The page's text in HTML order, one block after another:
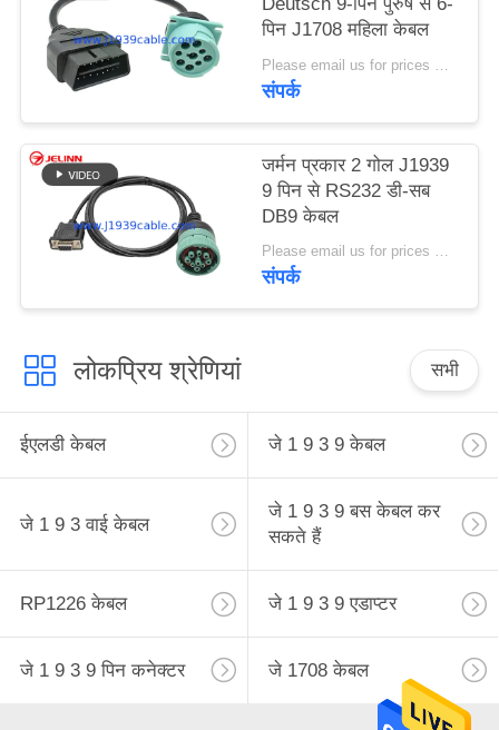
Deutsch 9-पिन पुरुष से 6-
पिन J1708 महिला केबल
Please email us for prices MOQ:100 पीसी
संपर्क
जर्मन प्रकार 2 गोल J1939
9 पिन से RS232 डी-सब
DB9 केबल
Please email us for prices MOQ:100 पीसीएस
संपर्क
लोकप्रिय श्रेणियां सभी
ईएलडी केबल जे 1 9 3 9 केबल
जे 1 9 3 वाई केबल
जे 1 9 3 9 बस केबल कर
सकते हैं
RP1226 केबल जे 1 9 3 9 एडाप्टर
जे 1 9 3 9 पिन कनेक्टर जे 1708 केबल